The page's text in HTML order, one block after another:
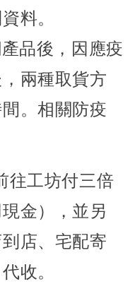
料。
品後，因應疫
兩種取貨方
。相關防疫
往工坊付三倍
金），並另
店、宅配寄
收。